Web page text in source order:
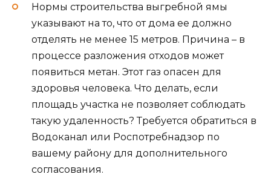
Нормы строительства выгребной ямы
указывают на то, что от дома ее должно
отделять не менее 15 метров. Причина – в
процессе разложения отходов может
появиться метан. Этот газ опасен для
здоровья человека. Что делать, если
площадь участка не позволяет соблюдать
такую удаленность? Требуется обратиться в
Водоканал или Роспотребнадзор по
вашему району для дополнительного
согласования.